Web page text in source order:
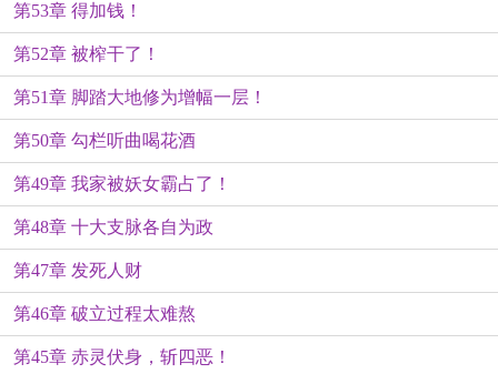
第53章 得加钱！
第52章 被榨干了！
第51章 脚踏大地修为增幅一层！
第50章 勾栏听曲喝花酒
第49章 我家被妖女霸占了！
第48章 十大支脉各自为政
第47章 发死人财
第46章 破立过程太难熬
第45章 赤灵伏身，斩四恶！